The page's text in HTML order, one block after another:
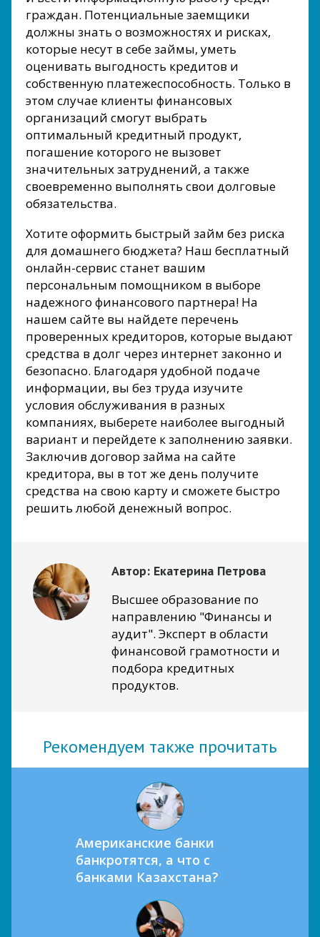
граждан. Потенциальные заемщики
должны знать о возможностях и рисках,
которые несут в себе займы, уметь
оценивать выгодность кредитов и
собственную платежеспособность. Только в
этом случае клиенты финансовых
организаций смогут выбрать
оптимальный кредитный продукт,
погашение которого не вызовет
значительных затруднений, а также
своевременно выполнять свои долговые
обязательства.
Хотите оформить быстрый займ без риска
для домашнего бюджета? Наш бесплатный
онлайн-сервис станет вашим
персональным помощником в выборе
надежного финансового партнера! На
нашем сайте вы найдете перечень
проверенных кредиторов, которые выдают
средства в долг через интернет законно и
безопасно. Благодаря удобной подаче
информации, вы без труда изучите
условия обслуживания в разных
компаниях, выберете наиболее выгодный
вариант и перейдете к заполнению заявки.
Заключив договор займа на сайте
кредитора, вы в тот же день получите
средства на свою карту и сможете быстро
решить любой денежный вопрос.
Автор: Екатерина Петрова
Высшее образование по
направлению "Финансы и
аудит". Эксперт в области
финансовой грамотности и
подбора кредитных
продуктов.
Рекомендуем также прочитать
Американские банки
банкротятся, а что с
банками Казахстана?